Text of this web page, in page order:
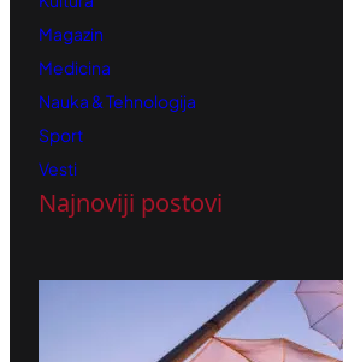
Magazin
Medicina
Nauka & Tehnologija
Sport
Vesti
Najnoviji postovi